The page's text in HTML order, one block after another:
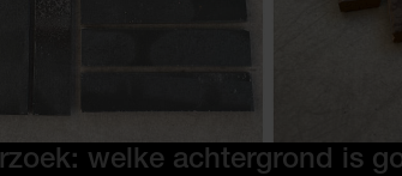
welke achtergrond is